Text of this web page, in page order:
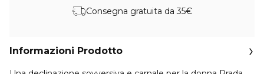
Consegna gratuita da 35€
Informazioni Prodotto